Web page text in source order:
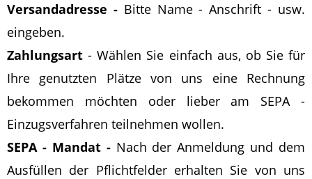
Versandadresse - Bitte Name - Anschrift - usw.
eingeben.
Zahlungsart - Wählen Sie einfach aus, ob Sie für
Ihre genutzten Plätze von uns eine Rechnung
bekommen möchten oder lieber am SEPA -
Einzugsverfahren teilnehmen wollen.
SEPA - Mandat - Nach der Anmeldung und dem
Ausfüllen der Pflichtfelder erhalten Sie von uns